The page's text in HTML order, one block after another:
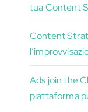
tua Content
Content
Ads join the
piattaforma